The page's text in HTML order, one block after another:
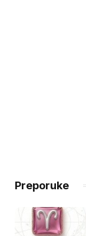
Preporuke